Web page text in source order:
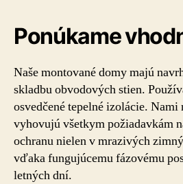
Ponúkame
Naše montované domy majú
skladbu obvodových stien.
osvedčené tepelné izolácie.
vyhovujú všetkym požiadavkám
ochranu nielen v mrazivých
vďaka fungujúcemu fázovému
letných dní.